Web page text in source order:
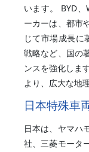
います。 BYD
ーカーは、都市
じて市場成長に
戦略など、国の
ンスを強化しま
より、広大な地
日本特殊車
日本は、ヤマハ
社、三菱モータ